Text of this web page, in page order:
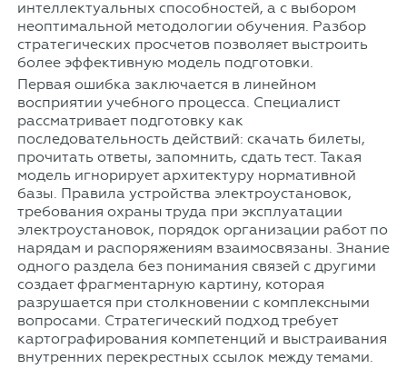
интеллектуальных способностей, а с выбором
неоптимальной методологии обучения. Разбор
стратегических просчетов позволяет выстроить
более эффективную модель подготовки.
Первая ошибка заключается в линейном
восприятии учебного процесса. Специалист
рассматривает подготовку как
последовательность действий: скачать билеты,
прочитать ответы, запомнить, сдать тест. Такая
модель игнорирует архитектуру нормативной
базы. Правила устройства электроустановок,
требования охраны труда при эксплуатации
электроустановок, порядок организации работ по
нарядам и распоряжениям взаимосвязаны. Знание
одного раздела без понимания связей с другими
создает фрагментарную картину, которая
разрушается при столкновении с комплексными
вопросами. Стратегический подход требует
картографирования компетенций и выстраивания
внутренних перекрестных ссылок между темами.